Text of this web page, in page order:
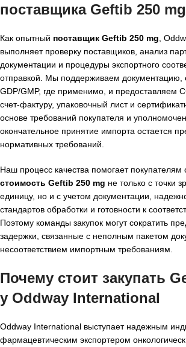
поставщика Geftib 250 mg
Как опытный поставщик Geftib 250 mg ,
выполняет проверку поставщиков, анализ
документации и процедуры экспортного
отправкой. Мы поддерживаем документацию,
GDP/GMP, где применимо, и предоставляем
счет-фактуру, упаковочный лист и
основе требований покупателя и
окончательное принятие импорта остается
нормативных требований.
Наш процесс качества помогает покупателям
стоимость Geftib 250 mg не только с точки
единицу, но и с учетом документации,
стандартов обработки и готовности к
Поэтому команды закупок могут сократить
задержки, связанные с неполным пакетом
несоответствием импортным требованиям.
Почему стоит закупать
у Oddway International
Oddway International выступает надежным
фармацевтическим экспортером